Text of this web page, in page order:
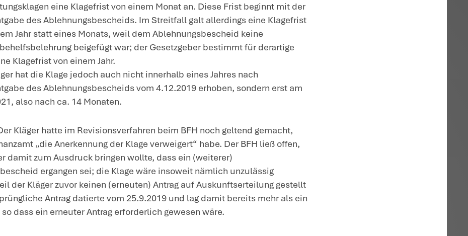
lehnte das Finanzamt seinen Antrag auf Erteilung von Kopien zu
Vollstreckungsmaßnahmen mit Bescheid vom 4.12.2019 ab, fügte diesem Bescheid
aber keine Rechtsbehelfsbelehrung bei. Am 25.2.2021, also ca. 14 Monate später,
der Kläger beim Finanzgericht Klage.
Entscheidung: Der Bundesfinanzhof (BFH) hielt die Klage für unzulässig, da der
Zwar kann ein Steuerpflichtiger, der einen Auskunftsanspruch nach
datenschutzrechtlichen Grundsätzen gegen das Finanzamt geltend macht, eine
sog. Verpflichtungsklage beim Finanzgericht erheben, wenn sein Antrag vom
Finanzamt abgelehnt wird. Denn die begehrte Auskunft ist ein Verwaltungsakt,